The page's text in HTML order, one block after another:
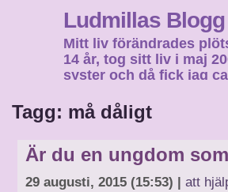
Ludmillas Blogg
Mitt liv förändrades
14 år, tog sitt liv i maj
syster och då fick jag
Tagg: må dåligt
Är du en ungdom
29 augusti, 2015 (15:53) | att